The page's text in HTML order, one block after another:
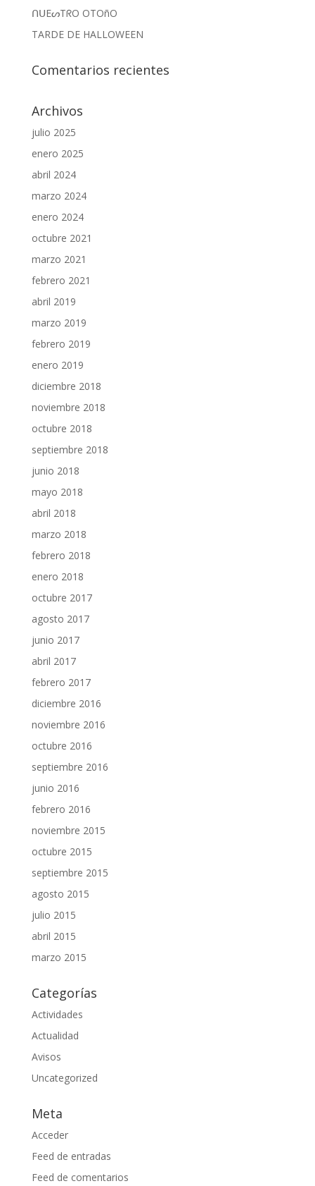
ᑎᑌEᔕTᖇO OTOñO
TARDE DE HALLOWEEN
Comentarios recientes
Archivos
julio 2025
enero 2025
abril 2024
marzo 2024
enero 2024
octubre 2021
marzo 2021
febrero 2021
abril 2019
marzo 2019
febrero 2019
enero 2019
diciembre 2018
noviembre 2018
octubre 2018
septiembre 2018
junio 2018
mayo 2018
abril 2018
marzo 2018
febrero 2018
enero 2018
octubre 2017
agosto 2017
junio 2017
abril 2017
febrero 2017
diciembre 2016
noviembre 2016
octubre 2016
septiembre 2016
junio 2016
febrero 2016
noviembre 2015
octubre 2015
septiembre 2015
agosto 2015
julio 2015
abril 2015
marzo 2015
Categorías
Actividades
Actualidad
Avisos
Uncategorized
Meta
Acceder
Feed de entradas
Feed de comentarios